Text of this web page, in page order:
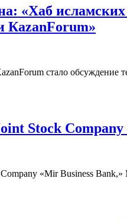
«Хаб исламских
КazanForum»
стало
Stock
«Mir Business Bank,»